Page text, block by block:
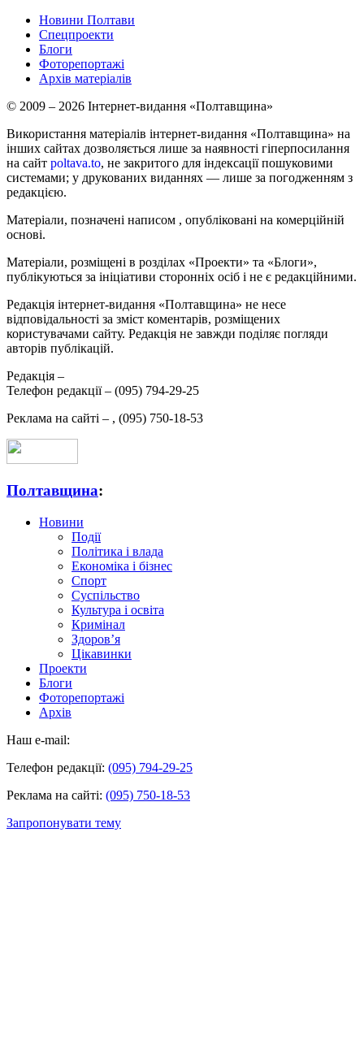
Новини Полтави
Спецпроекти
Блоги
Фоторепортажі
Архів матеріалів
© 2009 – 2026 Інтернет-видання «Полтавщина»
Використання матеріалів інтернет-видання «Полтавщина» на
інших сайтах дозволяється лише за наявності гіперпосилання
на сайт poltava.to, не закритого для індексації пошуковими
системами; у друкованих виданнях — лише за погодженням з
редакцією.
Матеріали, позначені написом , опубліковані на комерційній
основі.
Матеріали, розміщені в розділах «Проекти» та «Блоги»,
публікуються за ініціативи сторонніх осіб і не є редакційними.
Редакція інтернет-видання «Полтавщина» не несе
відповідальності за зміст коментарів, розміщених
користувачами сайту. Редакція не завжди поділяє погляди
авторів публікацій.
Редакція –
Телефон редакції – (095) 794-29-25
Реклама на сайті – , (095) 750-18-53
Полтавщина:
Новини
Події
Політика і влада
Економіка і бізнес
Спорт
Суспільство
Культура і освіта
Кримінал
Здоров’я
Цікавинки
Проекти
Блоги
Фоторепортажі
Архів
Наш e-mail:
Телефон редакції: (095) 794-29-25
Реклама на сайті: (095) 750-18-53
Запропонувати тему